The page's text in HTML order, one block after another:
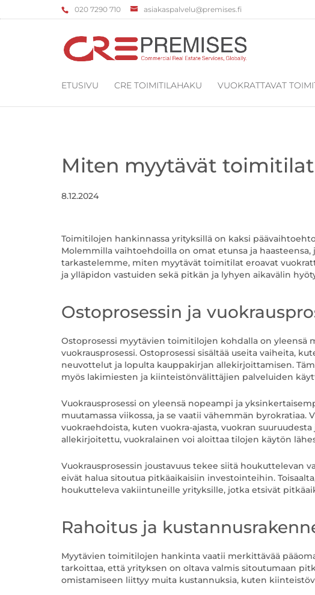
‌020 7290 710 asiakaspalvelu@premises.fi
ETUSIVU CRE TOIMITILAHAKU VUOKRATTAVAT
Miten myytävät
8.12.2024
Toimitilojen hankinnassa yrityksillä on kaksi
Molemmilla vaihtoehdoilla on omat etunsa ja
tarkastelemme, miten myytävät toimitilat eroavat
ja ylläpidon vastuiden sekä pitkän ja lyhyen aikavälin
Ostoprosessin ja
Ostoprosessi myytävien toimitilojen kohdalla on yleensä
vuokrausprosessi. Ostoprosessi sisältää useita vaiheita,
neuvottelut ja lopulta kauppakirjan allekirjoittamisen.
myös lakimiesten ja kiinteistönvälittäjien palveluiden
Vuokrausprosessi on yleensä nopeampi ja
muutamassa viikossa, ja se vaatii vähemmän
vuokraehdoista, kuten vuokra-ajasta, vuokran
allekirjoitettu, vuokralainen voi aloittaa tilojen käytön
Vuokrausprosessin joustavuus tekee siitä houkuttelevan
eivät halua sitoutua pitkäaikaisiin investointeihin.
houkutteleva vakiintuneille yrityksille, jotka etsivät
Rahoitus ja
Myytävien toimitilojen hankinta vaatii merkittävää
tarkoittaa, että yrityksen on oltava valmis sitoutumaan
omistamiseen liittyy muita kustannuksia, kuten